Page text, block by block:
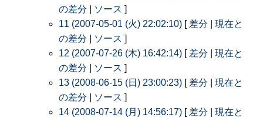
の差分
ソース ]
11 (2007-05-01 (火) 22:02:10) [ 差分
現在と
の差分
ソース ]
12 (2007-07-26 (木) 16:42:14) [ 差分
現在と
の差分
ソース ]
13 (2008-06-15 (日) 23:00:23) [ 差分
現在と
の差分
ソース ]
14 (2008-07-14 (月) 14:56:17) [ 差分
現在と